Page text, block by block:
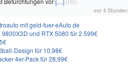
vor 4 Stunden
mit geld-fuer-eAuto.de
und RTX 5080 für 2.599€
Design für 10,98€
4er-Pack für 28,99€